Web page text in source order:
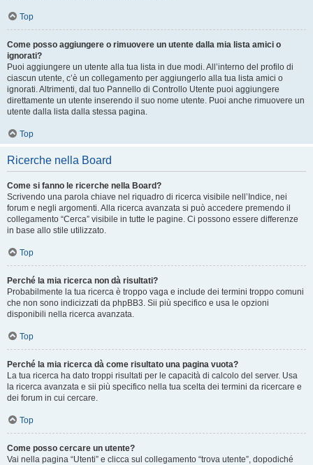
Top
Come posso aggiungere o rimuovere un utente dalla mia lista amici o
ignorati?
Puoi aggiungere un utente alla tua lista in due modi. All’interno del profilo di
ciascun utente, c’è un collegamento per aggiungerlo alla tua lista amici o
ignorati. Altrimenti, dal tuo Pannello di Controllo Utente puoi aggiungere
direttamente un utente inserendo il suo nome utente. Puoi anche rimuovere un
utente dalla lista dalla stessa pagina.
Top
Ricerche nella Board
Come si fanno le ricerche nella Board?
Scrivendo una parola chiave nel riquadro di ricerca visibile nell’Indice, nei
forum e negli argomenti. Alla ricerca avanzata si può accedere premendo il
collegamento “Cerca” visibile in tutte le pagine. Ci possono essere differenze
in base allo stile utilizzato.
Top
Perché la mia ricerca non dà risultati?
Probabilmente la tua ricerca è troppo vaga e include dei termini troppo comuni
che non sono indicizzati da phpBB3. Sii più specifico e usa le opzioni
disponibili nella ricerca avanzata.
Top
Perché la mia ricerca dà come risultato una pagina vuota?
La tua ricerca ha dato troppi risultati per le capacità di calcolo del server. Usa
la ricerca avanzata e sii più specifico nella tua scelta dei termini da ricercare e
dei forum in cui cercare.
Top
Come posso cercare un utente?
Vai nella pagina “Utenti” e clicca sul collegamento “trova utente”, dopodiché